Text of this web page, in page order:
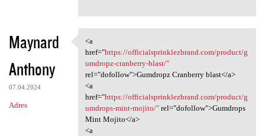
Maynard
Anthony
07.04.2024
Adres
<a href="https:/
<a
href="https://officialsprinklezbrand.com/product/g
umdropz-cranberry-blast/"
rel="dofollow">Gumdropz Cranberry blast</a>
<a
href="https://officialsprinklezbrand.com/product/g
umdrops-mint-mojito/"rel="dofollow">Gumdrops
Mint Mojito</a>
<a